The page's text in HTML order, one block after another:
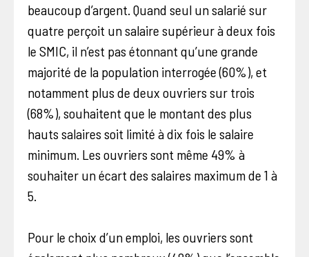
beaucoup d’argent. Quand seul un salarié sur
quatre perçoit un salaire supérieur à deux fois
le SMIC, il n’est pas étonnant qu’une grande
majorité de la population interrogée (60%), et
notamment plus de deux ouvriers sur trois
(68%), souhaitent que le montant des plus
hauts salaires soit limité à dix fois le salaire
minimum. Les ouvriers sont même 49% à
souhaiter un écart des salaires maximum de 1 à
5.
Pour le choix d’un emploi, les ouvriers sont